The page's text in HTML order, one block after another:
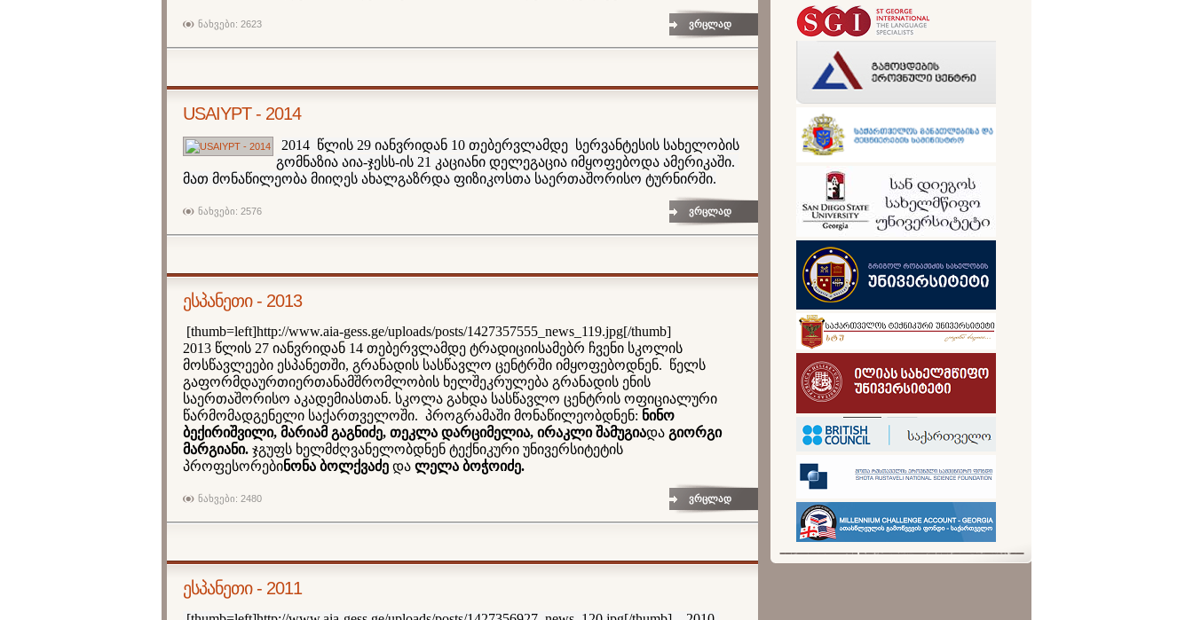
ვრცლად
ნახვები: 2623
USAIYPT - 2014
2014 წლის 29 იანვრიდან 10 თებერვლამდე სერვანტესის სახელობის
გომნაზია აია-ჯესს-ის 21 კაციანი დელეგაცია იმყოფებოდა ამერიკაში.
მათ მონაწილეობა მიიღეს ახალგაზრდა ფიზიკოსთა საერთაშორისო ტურნირში.
ვრცლად
ნახვები: 2576
ესპანეთი - 2013
[thumb=left]http://www.aia-gess.ge/uploads/posts/1427357555_news_119.jpg[/thumb]
2013 წლის 27 იანვრიდან 14 თებერვლამდე ტრადიციისამებრ ჩვენი სკოლის
მოსწავლეები ესპანეთში, გრანადის სასწავლო ცენტრში იმყოფებოდნენ. წელს
გაფორმდაურთიერთანამშრომლობის ხელშეკრულება გრანადის ენის
საერთაშორისო აკადემიასთან. სკოლა გახდა სასწავლო ცენტრის ოფიციალური
წარმომადგენელი საქართველოში. პროგრამაში მონაწილეობდნენ: ნინო
ბექირიშვილი, მარიამ გაგნიძე, თეკლა დარციმელია, ირაკლი შამუგიადა გიორგი
მარგიანი. ჯგუფს ხელმძღვანელობდნენ ტექნიკური უნივერსიტეტის
პროფესორებინონა ბოლქვაძე და ლელა ბოჭოიძე.
ვრცლად
ნახვები: 2480
ესპანეთი - 2011